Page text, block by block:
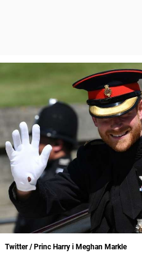
Twitter / Princ Harry i Meghan Markle